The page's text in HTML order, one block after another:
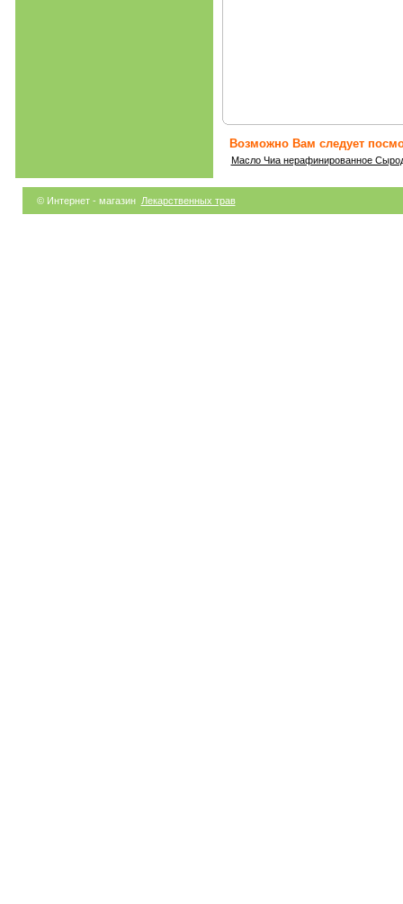
Возможно Вам следует
Масло Чиа нерафинированное
© Интернет - магазин Лекарственных трав